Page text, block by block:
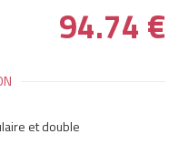
94.74 €
et double